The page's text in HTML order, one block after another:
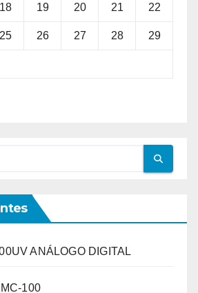
18 19 20 21 22
25 26 27 28 29
ANÁLOGO DIGITAL
100